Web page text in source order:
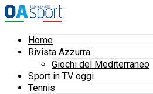
Home
Rivista Azzurra
Giochi del Mediterraneo
Sport in TV oggi
Tennis